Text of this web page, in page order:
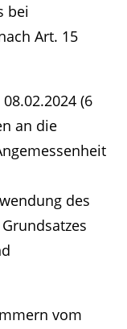
bei
Art. 15
(6
an die
des
vom